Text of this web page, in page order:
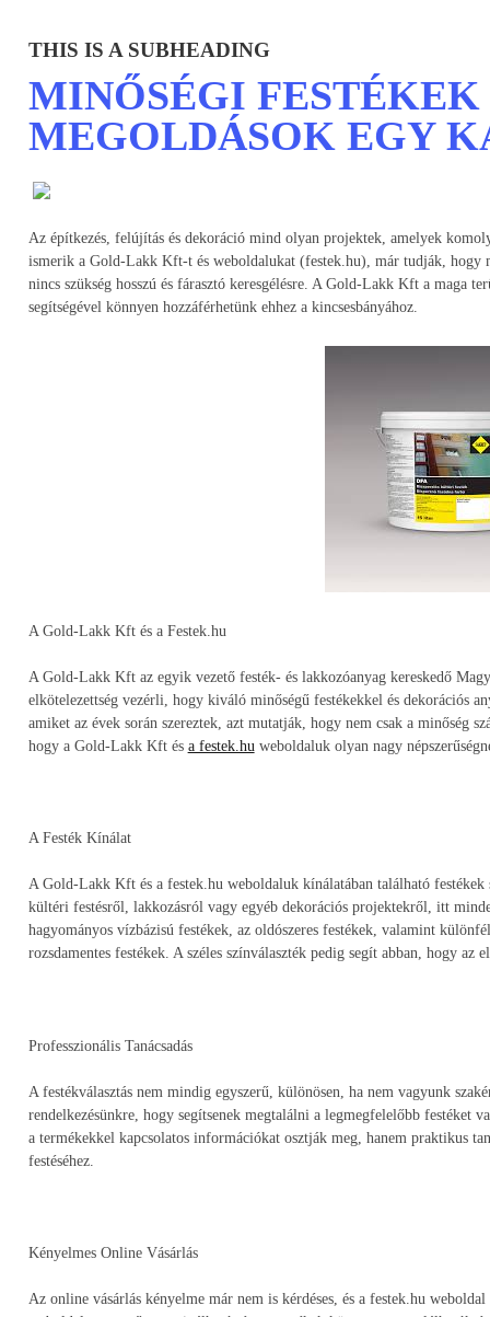
THIS IS A SUBHEADING
MINŐSÉGI
MEGOLDÁSOK EGY
Az építkezés, felújítás és dekoráció mind olyan projektek, amelyek
ismerik a Gold-Lakk Kft-t és weboldalukat (festek.hu), már tudják, hogy
nincs szükség hosszú és fárasztó keresgélésre. A Gold-Lakk Kft a maga
segítségével könnyen hozzáférhetünk ehhez a kincsesbányához.
A Gold-Lakk Kft és a Festek.hu
A Gold-Lakk Kft az egyik vezető festék- és lakkozóanyag kereskedő
elkötelezettség vezérli, hogy kiváló minőségű festékekkel és dekorációs
amiket az évek során szereztek, azt mutatják, hogy nem csak a minőség
hogy a Gold-Lakk Kft és a festek.hu weboldaluk olyan nagy
A Festék Kínálat
A Gold-Lakk Kft és a festek.hu weboldaluk kínálatában található
kültéri festésről, lakkozásról vagy egyéb dekorációs projektekről, itt
hagyományos vízbázisú festékek, az oldószeres festékek, valamint
rozsdamentes festékek. A széles színválaszték pedig segít abban, hogy
Professzionális Tanácsadás
A festékválasztás nem mindig egyszerű, különösen, ha nem vagyunk
rendelkezésünkre, hogy segítsenek megtalálni a legmegfelelőbb festéket
a termékekkel kapcsolatos információkat osztják meg, hanem praktikus
festéséhez.
Kényelmes Online Vásárlás
Az online vásárlás kényelme már nem is kérdéses, és a festek.hu